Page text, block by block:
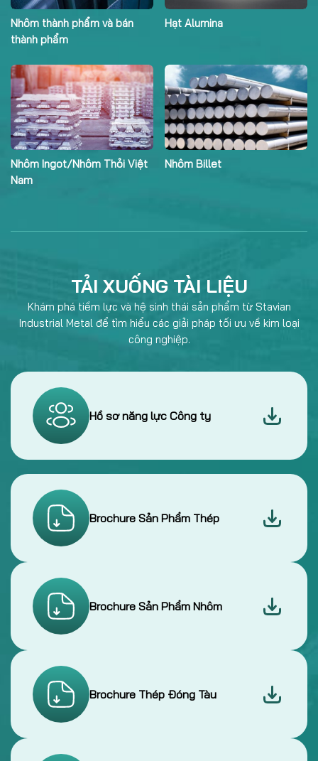
Thép đóng tàu Thép mạ
Thép cán nguội Phôi Thép
Khám phá tiềm lực và hệ sinh thái sản phẩm từ Stavian
Industrial Metal để tìm hiểu các giải pháp tối ưu về kim loại
công nghiệp.